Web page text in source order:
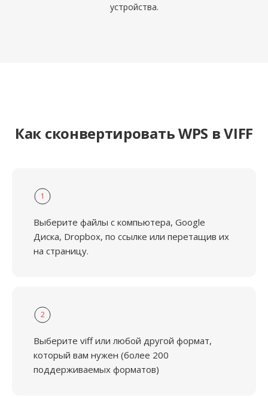
устройства.
Как сконвертировать WPS в VIFF
1
Выберите файлы с компьютера, Google
Диска, Dropbox, по ссылке или перетащив их
на страницу.
2
Выберите viff или любой другой формат,
который вам нужен (более 200
поддерживаемых форматов)